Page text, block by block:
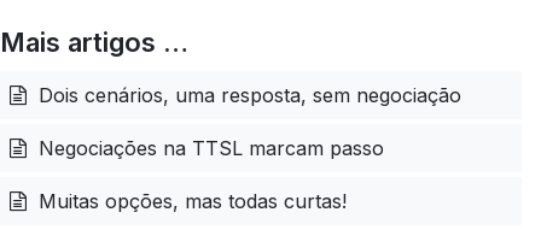
Mais artigos …
Dois cenários, uma resposta, sem negociação
Negociações na TTSL marcam passo
Muitas opções, mas todas curtas!